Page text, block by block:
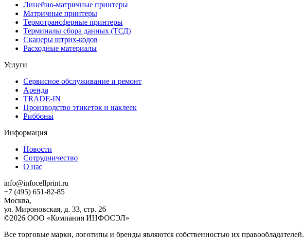
Линейно-матричные принтеры
Матричные принтеры
Термотрансферные принтеры
Терминалы сбора данных (ТСД)
Сканеры штрих-кодов
Расходные материалы
Услуги
Сервисное обслуживание и ремонт
Аренда
TRADE-IN
Производство этикеток и наклеек
Риббоны
Информация
Новости
Сотрудничество
О нас
info@infocellprint.ru
+7 (495) 651-82-85
Москва,
ул. Мироновская, д. 33, стр. 26
©2026 ООО «Компания ИНФОСЭЛ»
Все торговые марки, логотипы и бренды являются собственностью их правообладателей.